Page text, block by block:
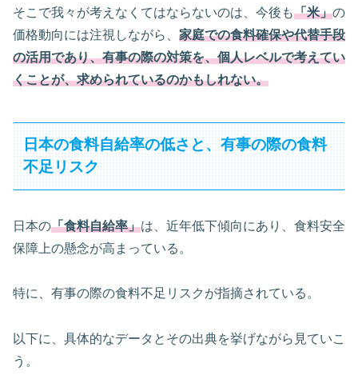
そこで我々が考えなくてはならないのは、今後も「米」の
価格動向には注視しながら、 家庭での食料確保や代替手段
の活用であり、有事の際の対策を、個人レベルで考えてい
くことが、求められているのかもしれない。
日本の食料自給率の低さと、有事の際の食料
不足リスク
日本の「食料自給率」は、近年低下傾向にあり、食料安全
保障上の懸念が高まっている。
特に、有事の際の食料不足リスクが指摘されている。
以下に、具体的なデータとその出典を挙げながら見ていこ
う。